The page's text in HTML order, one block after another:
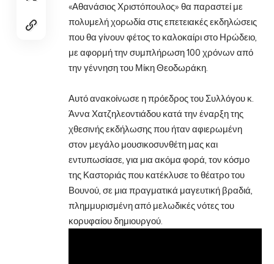
«Αθανάσιος Χριστόπουλος» θα παραστεί με
πολυμελή χορωδία στις επετειακές εκδηλώσεις
που θα γίνουν φέτος το καλοκαίρι στο Ηρώδειο,
με αφορμή την συμπλήρωση 100 χρόνων από
την γέννηση του Μίκη Θεοδωράκη.
Αυτό ανακοίνωσε η πρόεδρος του Συλλόγου κ.
Άννα Χατζηλεοντιάδου κατά την έναρξη της
χθεσινής εκδήλωσης που ήταν αφιερωμένη
στον μεγάλο μουσικοσυνθέτη μας και
εντυπωσίασε, για μια ακόμα φορά, τον κόσμο
της Καστοριάς που κατέκλυσε το θέατρο του
Βουνού, σε μια πραγματικά μαγευτική βραδιά,
πλημμυρισμένη από μελωδικές νότες του
κορυφαίου δημιουργού.